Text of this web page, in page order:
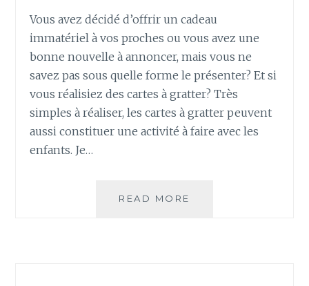
Vous avez décidé d’offrir un cadeau
immatériel à vos proches ou vous avez une
bonne nouvelle à annoncer, mais vous ne
savez pas sous quelle forme le présenter? Et si
vous réalisiez des cartes à gratter? Très
simples à réaliser, les cartes à gratter peuvent
aussi constituer une activité à faire avec les
enfants. Je…
READ MORE